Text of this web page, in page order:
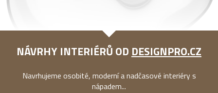
NÁVRHY INTERIÉRŮ OD DESIGNPRO.CZ
Navrhujeme osobité, moderní a nadčasové interiéry s
nápadem...